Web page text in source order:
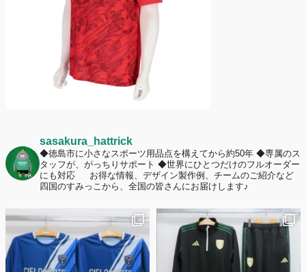
ームへの愛情が伝わる応援スタイルとは？
sasakura_hattrick
◆徳島市に小さなスポーツ用品点を構えてから約50年 ◆専属のス
タッフが、がっちりサポート ◆世界にひとつだけのフルオーダー
にも対応
お得な情報、デザイン製作例、チームのご紹介など
四国のすみっこから、全国の皆さんにお届けします♪